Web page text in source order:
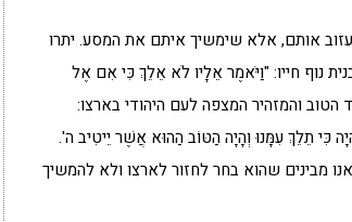
אותם, אלא שימשיך איתם את המסע. יתרו
נוף חייו: "וַיֹּאמֶר אֵלָיו לֹא אֵלֵךְ כִּי אִם אֶל
והמזהיר המצפה לעם היהודי בארצו:
כִּי תֵלֵךְ עִמָּנוּ וְהָיָה הַטּוֹב הַהוּא אֲשֶׁר יֵיטִיב ה'.
מבינים שהוא בחר לחזור לארצו ולא להמשיך